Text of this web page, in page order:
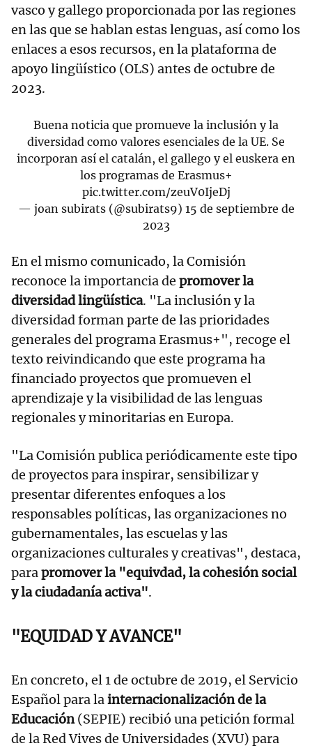
vasco y gallego proporcionada por las regiones
en las que se hablan estas lenguas, así como los
enlaces a esos recursos, en la plataforma de
apoyo lingüístico (OLS) antes de octubre de
2023.
Buena noticia que promueve la inclusión y la
diversidad como valores esenciales de la UE. Se
incorporan así el catalán, el gallego y el euskera en
los programas de Erasmus+
pic.twitter.com/zeuV0IjeDj
— joan subirats (@subirats9) 15 de septiembre de
2023
En el mismo comunicado, la Comisión
reconoce la importancia de promover la
diversidad lingüística. "La inclusión y la
diversidad forman parte de las prioridades
generales del programa Erasmus+", recoge el
texto reivindicando que este programa ha
financiado proyectos que promueven el
aprendizaje y la visibilidad de las lenguas
regionales y minoritarias en Europa.
"La Comisión publica periódicamente este tipo
de proyectos para inspirar, sensibilizar y
presentar diferentes enfoques a los
responsables políticas, las organizaciones no
gubernamentales, las escuelas y las
organizaciones culturales y creativas", destaca,
parapromover la "equivdad, la cohesión social
y la ciudadanía activa".
"EQUIDAD Y AVANCE"
En concreto, el 1 de octubre de 2019, el Servicio
Español para lainternacionalización de la
Educación(SEPIE) recibió una petición formal
de la Red Vives de Universidades (XVU) para